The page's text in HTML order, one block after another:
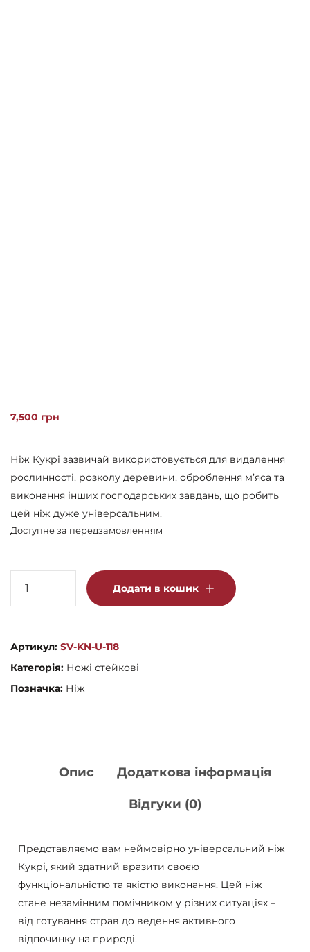
7,500 грн
Ніж Кукрі зазвичай використовується для видалення
рослинності, розколу деревини, оброблення м’яса та
виконання інших господарських завдань, що робить
цей ніж дуже універсальним.
Доступне за передзамовленням
Україна
кількість
Додати в кошик
Артикул: SV-KN-U-118
Категорія: Ножі стейкові
Позначка: Ніж
Опис Додаткова інформація
Відгуки (0)
Представляємо вам неймовірно універсальний ніж
Кукрі, який здатний вразити своєю
функціональністю та якістю виконання. Цей ніж
стане незамінним помічником у різних ситуаціях –
від готування страв до ведення активного
відпочинку на природі.